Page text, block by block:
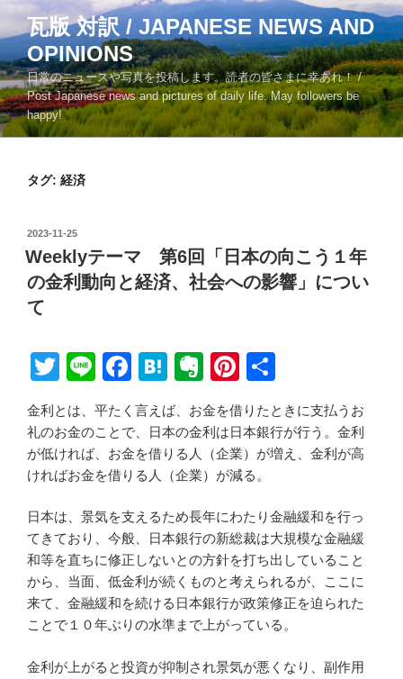
ン
ン
ツ
へ
ス
瓦版 対訳 / JAPANESE NEWS AND
OPINIONS
日常のニュースや写真を投稿します。読者の皆さまに幸あれ！ /
Post Japanese news and pictures of daily life. May followers be
happy!
タグ: 経済
投
稿
日:
2023-11-25
Weeklyテーマ 第6回「日本の向こう１年
の金利動向と経済、社会への影響」につい
て
T
tt
er
Li
e
F
a
c
e
b
o
o
k
H
e
n
a
E
er
n
ot
e
Pi
er
e
st
金利とは、平たく言えば、お金を借りたときに支払うお
礼のお金のことで、日本の金利は日本銀行が行う。金利
が低ければ、お金を借りる人（企業）が増え、金利が高
ければお金を借りる人（企業）が減る。
日本は、景気を支えるため長年にわたり金融緩和を行っ
てきており、今般、日本銀行の新総裁は大規模な金融緩
和等を直ちに修正しないとの方針を打ち出していること
から、当面、低金利が続くものと考えられるが、ここに
来て、金融緩和を続ける日本銀行が政策修正を迫られた
ことで１０年ぶりの水準まで上がっている。
金利が上がると投資が抑制され景気が悪くなり、副作用